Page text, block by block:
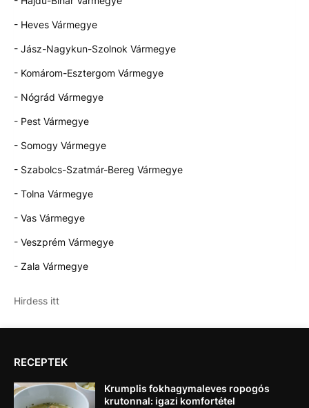
- Heves Vármegye
- Jász-Nagykun-Szolnok Vármegye
- Komárom-Esztergom Vármegye
- Nógrád Vármegye
- Pest Vármegye
- Somogy Vármegye
- Szabolcs-Szatmár-Bereg Vármegye
- Tolna Vármegye
- Vas Vármegye
- Veszprém Vármegye
- Zala Vármegye
Hirdess itt
RECEPTEK
Krumplis fokhagymaleves ropogós
krutonnal: igazi komfortétel